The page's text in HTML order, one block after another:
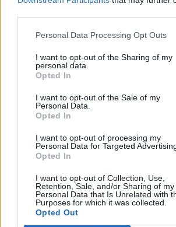
Personal Data Processing Opt Outs
I want to opt-out of the Sharing of my
personal data.
Opted In
I want to opt-out of the Sale of my
Personal Data.
Opted In
I want to opt-out of processing my
Personal Data for Targeted
Opted In
I want to opt-out of Collection, Use,
Retention, Sale, and/or Sharing of my
Personal Data that Is Unrelated with
Purposes for which it was collected.
Opted Out
βίντεο της
ΧΤΕΣ
πάνω στο golf cart
Folly Beach - τώρα
αστυνομικό τμήμα
Τροχαίο στις
γυναίκα και το